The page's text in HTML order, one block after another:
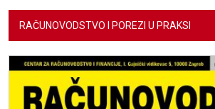
RAČUNOVODSTVO I POREZI U PRAKSI